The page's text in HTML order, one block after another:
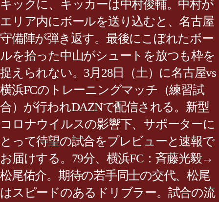
キックに、キッカーは中村俊輔。中村が
エリア内にボールを送り込むと、名古屋
守備陣が弾き返す。最後にこぼれたボー
ルを拾った中山がシュートを放つも枠を
捉えられない。3月28日（土）に名古屋vs
横浜FCのトレーニングマッチ（練習試
合）が行われDAZNで配信される。新型
コロナウイルスの影響下、サポーターに
とって待望の試合をプレビューと速報で
お届けする。79分、横浜FC：斉藤光毅→
松尾佑介。期待の若手同士の交代、松尾
はスピードのあるドリブラー。試合の流